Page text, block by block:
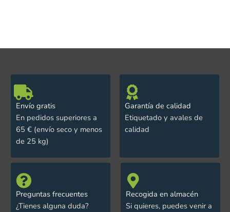
Envío gratis
En pedidos superiores a
65 € (envío seco y menos
de 25 kg)
Garantía de calidad
Etiquetado y avales de
calidad
Preguntas frecuentes
¿Tienes alguna duda?
Recogida en almacén
Si quieres, puedes venir a